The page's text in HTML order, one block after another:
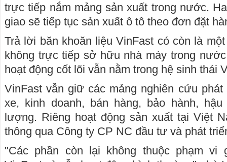
trực tiếp nắm mảng sản xuất trong nước.
giao sẽ tiếp tục sản xuất ô tô theo đơn đặt
Trả lời băn khoăn liệu VinFast có còn là
không trực tiếp sở hữu nhà máy trong
hoạt động cốt lõi vẫn nằm trong hệ sinh thái
VinFast vẫn giữ các mảng nghiên cứu
xe, kinh doanh, bán hàng, bảo hành,
lượng. Riêng hoạt động sản xuất tại Việt
thông qua Công ty CP NC đầu tư và phát
"Các phần còn lại không thuộc phạm vi